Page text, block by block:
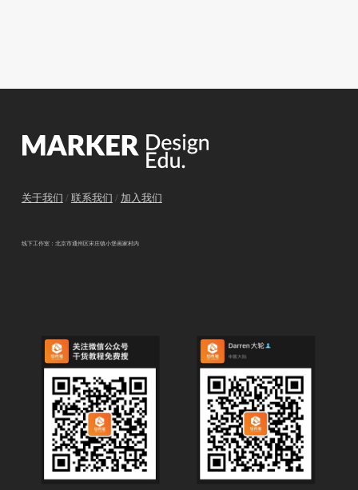
关于我们 / 联系我们 / 加入我们
线下工作室：北京市通州区宋庄镇小堡画家村内